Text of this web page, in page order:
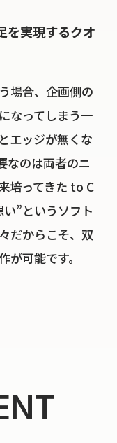
を実現するクオ
場合、企画側の
なってしまう一
エッジが無くな
なのは両者のニ
培ってきた to C
”というソフト
だからこそ、双
可能です。